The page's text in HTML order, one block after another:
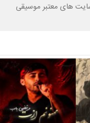
های معتبر موسیقی